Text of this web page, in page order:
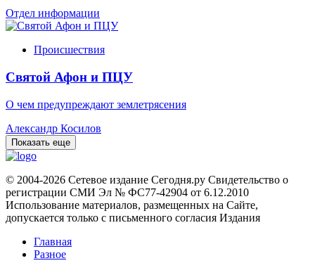
Отдел информации
Происшествия
Святой Афон и ПЦУ
О чем предупреждают землетрясения
Александр Косилов
Показать еще
© 2004-2026 Сетевое издание Сегодня.ру Свидетельство о
регистрации СМИ Эл № ФС77-42904 от 6.12.2010
Использование материалов, размещенных на Сайте,
допускается только с письменного согласия Издания
Главная
Разное